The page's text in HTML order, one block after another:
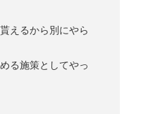
えるから別にやら
る施策としてやっ